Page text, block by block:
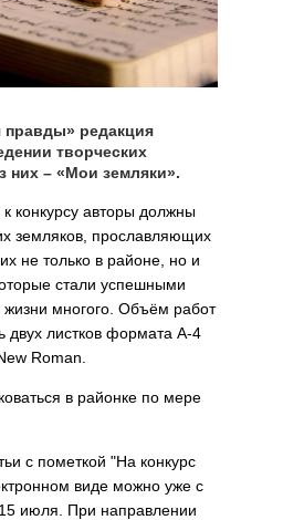
правды» редакция
творческих
них – «Мои земляки».
конкурсу авторы должны
земляков, прославляющих
не только в районе, но и
стали успешными
многого. Объём работ
двух листков формата А-4
Roman.
в районке по мере
с пометкой "На конкурс
виде можно уже с
июля. При направлении